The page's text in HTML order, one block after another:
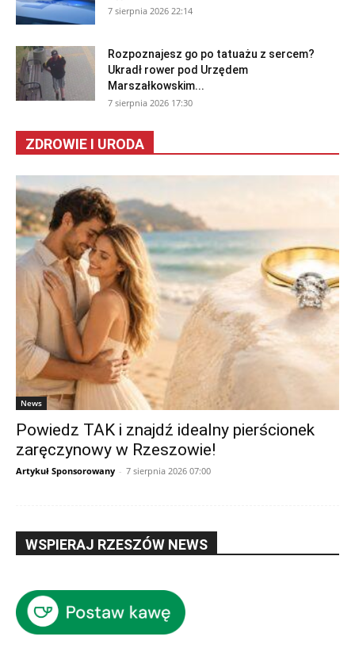
7 sierpnia 2026 22:14
Rozpoznajesz go po tatuażu z sercem?
Ukradł rower pod Urzędem
Marszałkowskim...
7 sierpnia 2026 17:30
ZDROWIE I URODA
News
Powiedz TAK i znajdź idealny pierścionek
zaręczynowy w Rzeszowie!
Artykuł Sponsorowany - 7 sierpnia 2026 07:00
WSPIERAJ RZESZÓW NEWS